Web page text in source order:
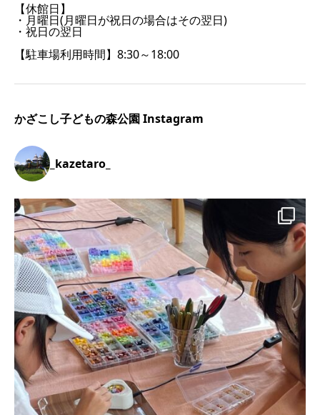
【休館日】
・月曜日(月曜日が祝日の場合はその翌日)
・祝日の翌日
【駐車場利用時間】8:30～18:00
かざこし子どもの森公園 Instagram
_kazetaro_